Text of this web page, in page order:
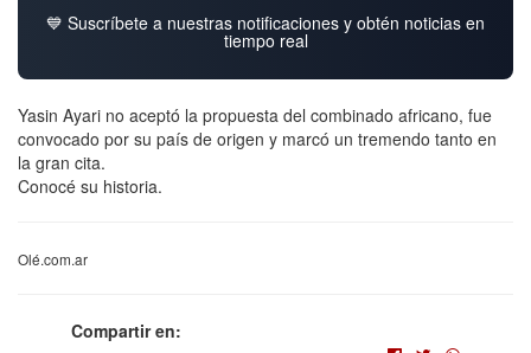
💙 Suscríbete a nuestras notificaciones y obtén noticias en
tiempo real
Yasin Ayari no aceptó la propuesta del combinado africano, fue
convocado por su país de origen y marcó un tremendo tanto en
la gran cita.
Conocé su historia.
Olé.com.ar
Compartir en: